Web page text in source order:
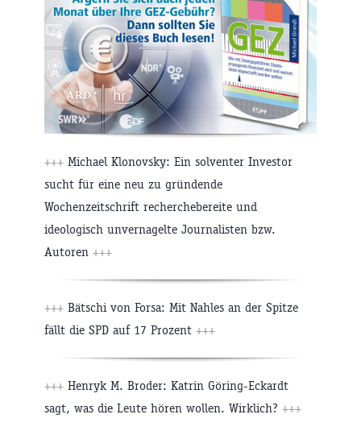
+++ Michael Klonovsky: Ein solventer Investor
sucht für eine neu zu gründende
Wochenzeitschrift recherchebereite und
ideologisch unvernagelte Journalisten bzw.
Autoren +++
+++ Bätschi von Forsa: Mit Nahles an der Spitze
fällt die SPD auf 17 Prozent +++
+++ Henryk M. Broder: Katrin Göring-Eckardt
sagt, was die Leute hören wollen. Wirklich? +++